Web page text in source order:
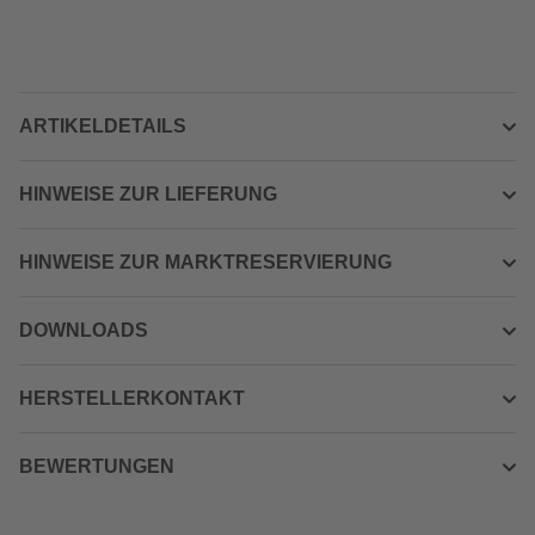
ARTIKELDETAILS
HINWEISE ZUR LIEFERUNG
HINWEISE ZUR MARKTRESERVIERUNG
DOWNLOADS
HERSTELLERKONTAKT
BEWERTUNGEN